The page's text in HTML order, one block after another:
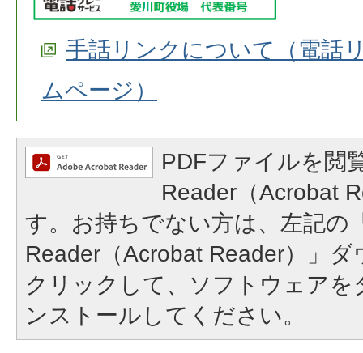
手話リンクについて（電話
ムページ）
PDFファイルを閲
Reader（Acrobat
す。お持ちでない方は、左記の
Reader（Acrobat Reader）」
クリックして、ソフトウェア
ンストールしてください。